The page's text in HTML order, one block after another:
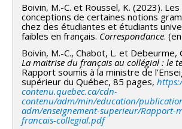
Boivin, M.-C. et Roussel, K. (2023). Les
conceptions de certaines notions
chez des étudiantes et étudiants
faibles en français. Correspondance.
Boivin, M.-C., Chabot, L. et Debeurme,
La maitrise du français au collégial : le
Rapport soumis à la ministre de
supérieur du Québec, 85 pages,
contenu.quebec.ca/cdn-
contenu/adm/min/education/
adm/enseignement-superieur/Rapport-
francais-collegial.pdf